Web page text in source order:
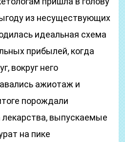
из несуществующих
идеальная схема
прибылей, когда
вокруг него
ажиотаж и
порождали
выпускаемые
на пике